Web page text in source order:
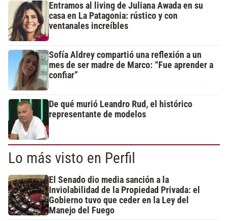
Entramos al living de Juliana Awada en su
casa en La Patagonia: rústico y con
ventanales increíbles
Sofía Aldrey compartió una reflexión a un
mes de ser madre de Marco: “Fue aprender a
confiar”
De qué murió Leandro Rud, el histórico
representante de modelos
Lo más visto en Perfil
El Senado dio media sanción a la
Inviolabilidad de la Propiedad Privada: el
Gobierno tuvo que ceder en la Ley del
Manejo del Fuego